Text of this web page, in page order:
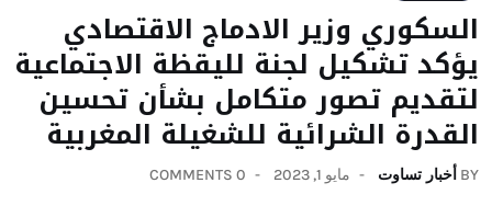
السكوري وزير الادماج الاقتصادي
يؤكد تشكيل لجنة لليقظة الاجتماعية
لتقديم تصور متكامل بشأن تحسين
القدرة الشرائية للشغيلة المغربية
BY أخبار تساوت مايو 1, 2023 0 COMMENTS